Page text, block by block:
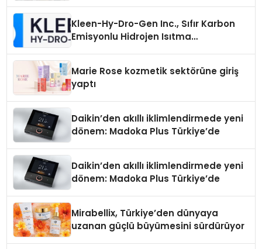
Kleen-Hy-Dro-Gen Inc., Sıfır Karbon
Emisyonlu Hidrojen Isıtma
Marie Rose kozmetik sektörüne giriş
yaptı
Daikin’den akıllı iklimlendirmede yeni
dönem: Madoka Plus Türkiye’de
Daikin’den akıllı iklimlendirmede yeni
dönem: Madoka Plus Türkiye’de
Mirabellix, Türkiye’den dünyaya
uzanan güçlü büyümesini sürdürüyor